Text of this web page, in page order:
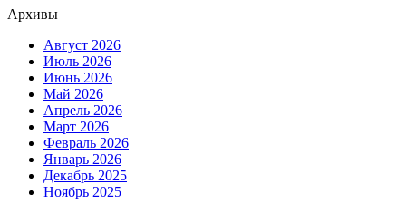
Архивы
Август 2026
Июль 2026
Июнь 2026
Май 2026
Апрель 2026
Март 2026
Февраль 2026
Январь 2026
Декабрь 2025
Ноябрь 2025